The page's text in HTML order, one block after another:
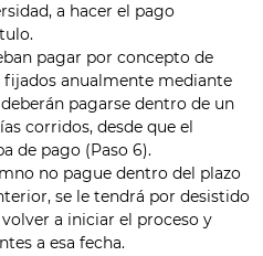
a hacer el pago
pagar por concepto de
fijados anualmente mediante
pagarse dentro de un
corridos, desde que el
de pago (Paso 6).
no pague dentro del plazo
se le tendrá por desistido
a iniciar el proceso y
a esa fecha.